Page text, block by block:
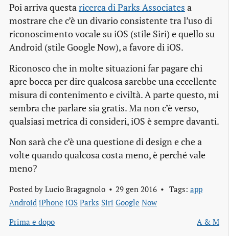
Poi arriva questaricerca di Parks Associates a
mostrare che c’è un divario consistente tra l’uso di
riconoscimento vocale su iOS (stile Siri) e quello su
Android (stile Google Now), a favore di iOS.
Riconosco che in molte situazioni far pagare chi
apre bocca per dire qualcosa sarebbe una eccellente
misura di contenimento e civiltà. A parte questo, mi
sembra che parlare sia gratis. Ma non c’è verso,
qualsiasi metrica di consideri, iOS è sempre davanti.
Non sarà che c’è una questione di design e che a
volte quando qualcosa costa meno, è perché vale
meno?
Posted by Lucio Bragagnolo 29 gen 2016 Tags: app
Android iPhone iOS Parks Siri Google Now
Prima e dopo
A & M